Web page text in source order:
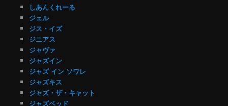
しあんくれーる
ジェル
ジス・イズ
ジニアス
ジャヴァ
ジャズイン
ジャズ イン ソワレ
ジャズキス
ジャズ・ザ・キャット
ジャズベッド